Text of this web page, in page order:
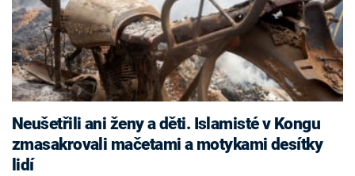
Neušetřili ani ženy a děti. Islamisté v Kongu
zmasakrovali mačetami a motykami desítky
lidí